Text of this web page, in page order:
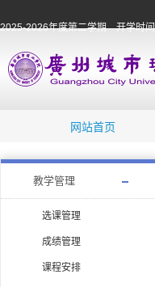
2025-2026年度第二学期 开学时
网站首页
教学管理
选课管理
成绩管理
课程安排